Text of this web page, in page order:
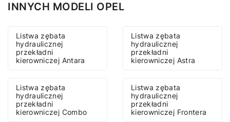
INNYCH MODELI OPEL
Listwa zębata
hydraulicznej
przekładni
kierowniczej Antara
Listwa zębata
hydraulicznej
przekładni
kierowniczej Astra
Listwa zębata
hydraulicznej
przekładni
kierowniczej Combo
Listwa zębata
hydraulicznej
przekładni
kierowniczej Frontera